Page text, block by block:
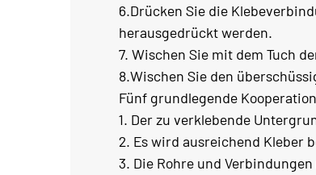
6.Drücken Sie die
herausgedrückt werden.
7. Wischen Sie mit dem Tuch
8.Wischen Sie den
Fünf grundlegende
1. Der zu verklebende
2. Es wird ausreichend Kleber
3. Die Rohre und